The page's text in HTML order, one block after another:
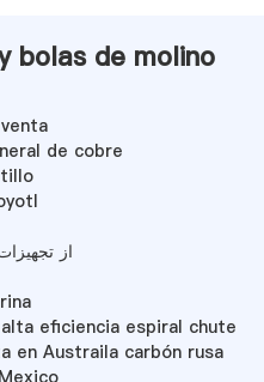
bolas de molino
de cobre
از
eficiencia espiral chute
en Austraila carbón rusa